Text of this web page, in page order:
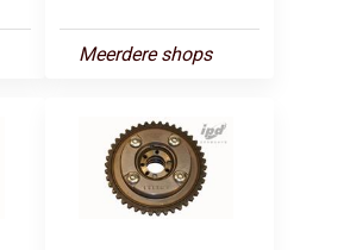
Meerdere shops